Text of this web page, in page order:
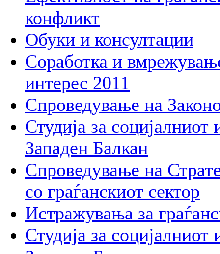
конфликт
Обуки и консултации
Соработка и
интерес 2011
Спроведување на
Студија за социјалниот
Западен Балкан
Спроведување на
со граѓанскиот сектор
Истражувања за
Студија за социјалниот